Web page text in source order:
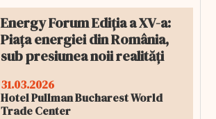
Energy Forum Ediția a XV-a:
Piața energiei din România,
sub presiunea noii realități
31.03.2026
Hotel Pullman Bucharest World
Trade Center